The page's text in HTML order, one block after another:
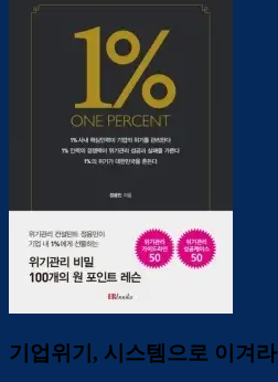
기업위기, 시스템으로 이겨라